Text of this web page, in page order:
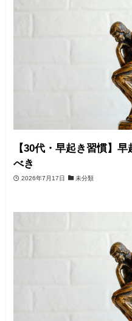
【30代・早起き習慣】
べき
2026年7月17日 未分類